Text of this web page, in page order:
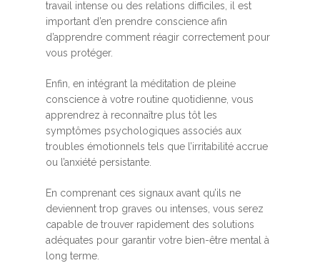
travail intense ou des relations difficiles, il est
important d’en prendre conscience afin
d’apprendre comment réagir correctement pour
vous protéger.
Enfin, en intégrant la méditation de pleine
conscience à votre routine quotidienne, vous
apprendrez à reconnaître plus tôt les
symptômes psychologiques associés aux
troubles émotionnels tels que l’irritabilité accrue
ou l’anxiété persistante.
En comprenant ces signaux avant qu’ils ne
deviennent trop graves ou intenses, vous serez
capable de trouver rapidement des solutions
adéquates pour garantir votre bien-être mental à
long terme.